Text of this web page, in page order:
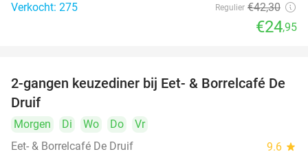
Verkocht: 275 Regulier €42,30
€24,95
37%
2-gangen keuzediner bij Eet- & Borrelcafé De
Druif
Morgen Di Wo Do
Vr
Eet- & Borrelcafé De Druif
9.6 star